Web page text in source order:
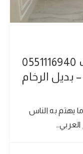
تركيب ستيل فوم بالطائف 0551116940
الرخام
يهتم به الناس